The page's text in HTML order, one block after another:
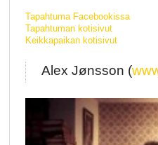
Tapahtuma Facebookissa
Tapahtuman kotisivut
Keikkapaikan kotisivut
Alex Jønsson (